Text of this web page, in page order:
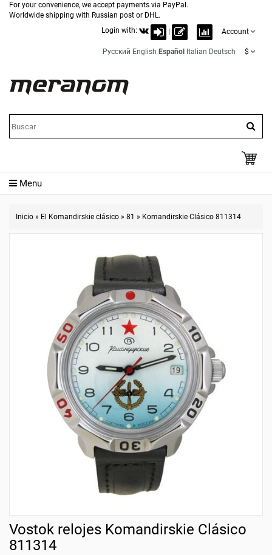
For your convenience, we accept payments via PayPal.
Worldwide shipping with Russian post or DHL.
Login with:
Account
Русский English Español Italian Deutsch $
Menu
Inicio » El Komandirskie clásico » 81 » Komandirskie Clásico 811314
Vostok relojes Komandirskie Clásico
811314